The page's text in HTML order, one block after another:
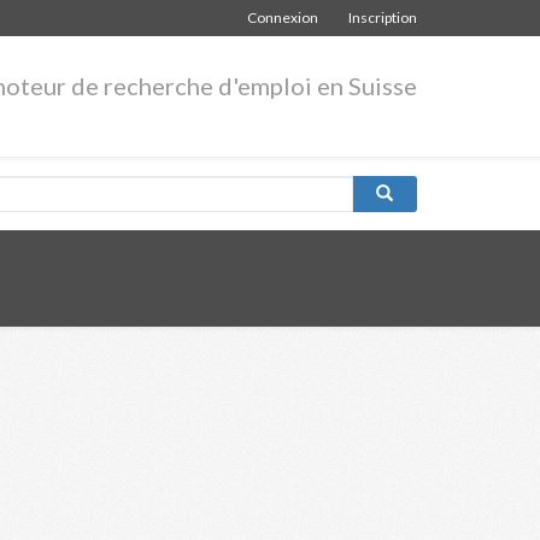
Inscription
Connexion
de recherche d'emploi en Suisse